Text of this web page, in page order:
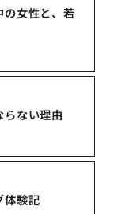
の女性と、若
ない理由
体験記